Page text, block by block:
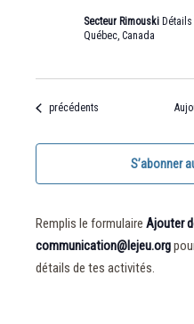
Secteur Rimouski
Québec, Canada
Évènements
précédents
S’abonner
Remplis le formulaire Ajouter
communication@lejeu.org
détails de tes activités.